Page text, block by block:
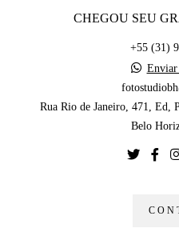
CHEGOU SEU
+55 (31)
Enviar
Rua Rio de Janeiro, 471, Ed,
Belo